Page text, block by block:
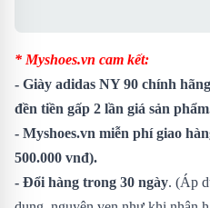
* Myshoes.vn cam kết:
- Giày adidas NY 90 chính
đền tiền gấp 2 lần giá sản
- Myshoes.vn miễn phí giao
500.000 vnđ).
- Đổi hàng trong 30 ngày. (Áp